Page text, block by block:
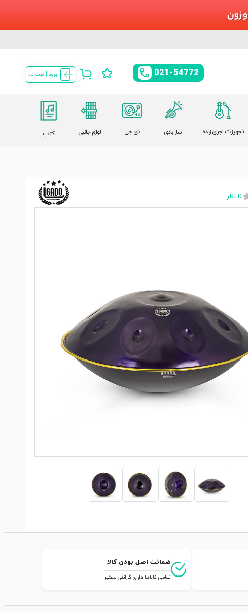
ورود | ثبت نام 021-54772
تجهیزات اجرای زنده ساز بادی دی جی لوازم جانبی کتاب
0 نظر
ضمانت اصل بودن کالا
تمامی کالاها دارای گارانتی معتبر